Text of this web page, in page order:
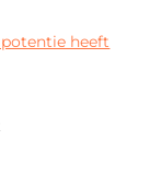
heeft